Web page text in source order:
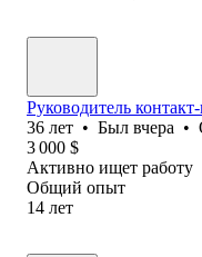
Руководитель
36 лет • Был вчера •
3 000 $
Активно ищет работу
Общий опыт
14 лет